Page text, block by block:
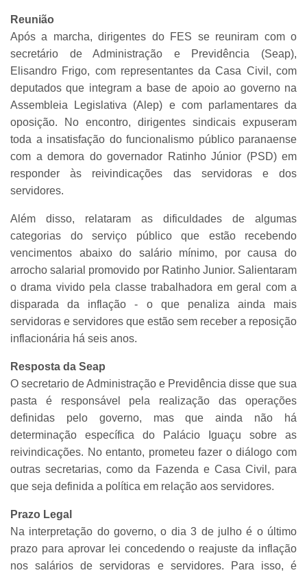
Reunião
Após a marcha, dirigentes do FES se reuniram com o
secretário de Administração e Previdência (Seap),
Elisandro Frigo, com representantes da Casa Civil, com
deputados que integram a base de apoio ao governo na
Assembleia Legislativa (Alep) e com parlamentares da
oposição. No encontro, dirigentes sindicais expuseram
toda a insatisfação do funcionalismo público paranaense
com a demora do governador Ratinho Júnior (PSD) em
responder às reivindicações das servidoras e dos
servidores.
Além disso, relataram as dificuldades de algumas
categorias do serviço público que estão recebendo
vencimentos abaixo do salário mínimo, por causa do
arrocho salarial promovido por Ratinho Junior. Salientaram
o drama vivido pela classe trabalhadora em geral com a
disparada da inflação - o que penaliza ainda mais
servidoras e servidores que estão sem receber a reposição
inflacionária há seis anos.
Resposta da Seap
O secretario de Administração e Previdência disse que sua
pasta é responsável pela realização das operações
definidas pelo governo, mas que ainda não há
determinação específica do Palácio Iguaçu sobre as
reivindicações. No entanto, prometeu fazer o diálogo com
outras secretarias, como da Fazenda e Casa Civil, para
que seja definida a política em relação aos servidores.
Prazo Legal
Na interpretação do governo, o dia 3 de julho é o último
prazo para aprovar lei concedendo o reajuste da inflação
nos salários de servidoras e servidores. Para isso, é